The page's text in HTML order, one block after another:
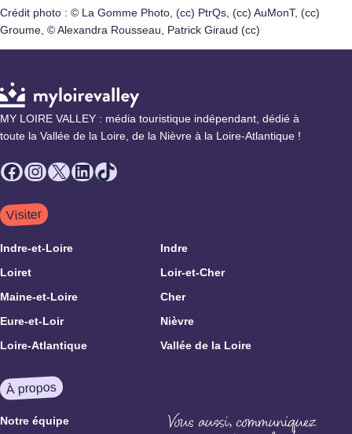
Crédit photo : © La Gomme Photo, (cc) PtrQs, (cc) AuMonT, (cc)
Groume, © Alexandra Rousseau, Patrick Giraud (cc)
MY LOIRE VALLEY : média touristique indépendant, dédié à
toute la Vallée de la Loire, de la Nièvre à la Loire-Atlantique !
Facebook
Instagram
X LinkedIn
TikTok
Visiter
Indre-et-Loire
Indre
Loiret
Loir-et-Cher
Maine-et-Loire
Cher
Eure-et-Loir
Nièvre
Loire-Atlantique
Vallée de la Loire
À propos
Notre équipe